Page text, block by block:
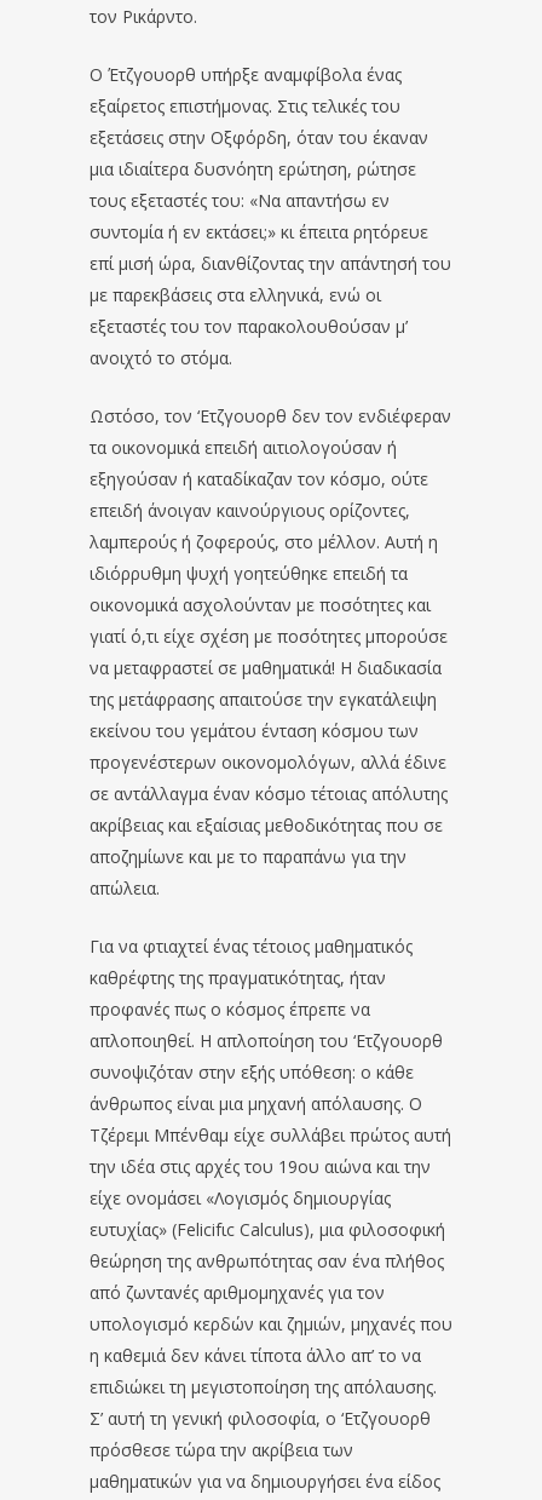
τον Ρικάρντο.
Ο Έτζγουορθ υπήρξε αναμφίβολα ένας
εξαίρετος επιστήμονας. Στις τελικές του
εξετάσεις στην Οξφόρδη, όταν του έκαναν
μια ιδιαίτερα δυσνόητη ερώτηση, ρώτησε
τους εξεταστές του: «Να απαντήσω εν
συντομία ή εν εκτάσει;» κι έπειτα ρητόρευε
επί μισή ώρα, διανθίζοντας την απάντησή του
με παρεκβάσεις στα ελληνικά, ενώ οι
εξεταστές του τον παρακολουθούσαν μ’
ανοιχτό το στόμα.
Ωστόσο, τον ‘Ετζγουορθ δεν τον ενδιέφεραν
τα οικονομικά επειδή αιτιολογούσαν ή
εξηγούσαν ή καταδίκαζαν τον κόσμο, ούτε
επειδή άνοιγαν καινούργιους ορίζοντες,
λαμπερούς ή ζοφερούς, στο μέλλον. Αυτή η
ιδιόρρυθμη ψυχή γοητεύθηκε επειδή τα
οικονομικά ασχολούνταν με ποσότητες και
γιατί ό,τι είχε σχέση με ποσότητες μπορούσε
να μεταφραστεί σε μαθηματικά! Η διαδικασία
της μετάφρασης απαιτούσε την εγκατάλειψη
εκείνου του γεμάτου ένταση κόσμου των
προγενέστερων οικονομολόγων, αλλά έδινε
σε αντάλλαγμα έναν κόσμο τέτοιας απόλυτης
ακρίβειας και εξαίσιας μεθοδικότητας που σε
αποζημίωνε και με το παραπάνω για την
απώλεια.
Για να φτιαχτεί ένας τέτοιος μαθηματικός
καθρέφτης της πραγματικότητας, ήταν
προφανές πως ο κόσμος έπρεπε να
απλοποιηθεί. Η απλοποίηση του ‘Ετζγουορθ
συνοψιζόταν στην εξής υπόθεση: ο κάθε
άνθρωπος είναι μια μηχανή απόλαυσης. Ο
Τζέρεμι Μπένθαμ είχε συλλάβει πρώτος αυτή
την ιδέα στις αρχές του 19ου αιώνα και την
είχε ονομάσει «Λογισμός δημιουργίας
ευτυχίας» (Felicifιc Calculus), μια φιλοσοφική
θεώρηση της ανθρωπότητας σαν ένα πλήθος
από ζωντανές αριθμομηχανές για τον
υπολογισμό κερδών και ζημιών, μηχανές που
η καθεμιά δεν κάνει τίποτα άλλο απ’ το να
επιδιώκει τη μεγιστοποίηση της απόλαυσης.
Σ’ αυτή τη γενική φιλοσοφία, ο ‘Ετζγουορθ
πρόσθεσε τώρα την ακρίβεια των
μαθηματικών για να δημιουργήσει ένα είδος